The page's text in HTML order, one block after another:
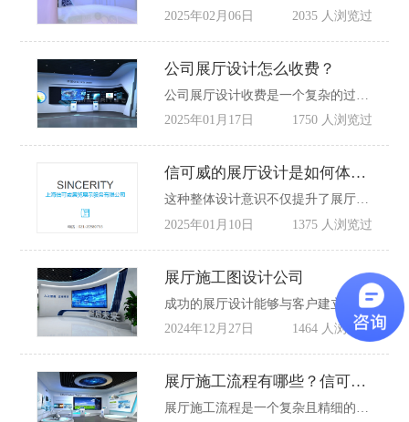
2025年02月06日
2035 人浏览过
公司展厅设计怎么收费？
2025年01月17日
1750 人浏览过
信可威的展厅设计是如何体现环保理念的?
这种整体设计意识不仅提升了展厅的美感和功能性，也使参观者能够更深刻地感受到企业的环保责任和文化内涵。如果您的企业需要做展厅设计施工，欢迎联系信可威展览展示设计布置公司，电话：400-880-3676！
2025年01月10日
1375 人浏览过
展厅施工图设计公司
成功的展厅设计能够与客户建立长期的合作关系，满足客户未来的展览和展示需求。信可威展厅设计公司通过其专业的设计和施工服务，帮助客户实现展厅的创意设计和有效展示，提升品牌形象和市场竞争力。
2024年12月27日
1464 人浏览过
展厅施工流程有哪些？信可威告诉您
展厅施工流程是一个复杂且精细的过程，涉及到众多的专业领域和工种，每个环节都紧密相连，缺一不可。以下是展厅施工流程的详细步骤，由信可威提供：